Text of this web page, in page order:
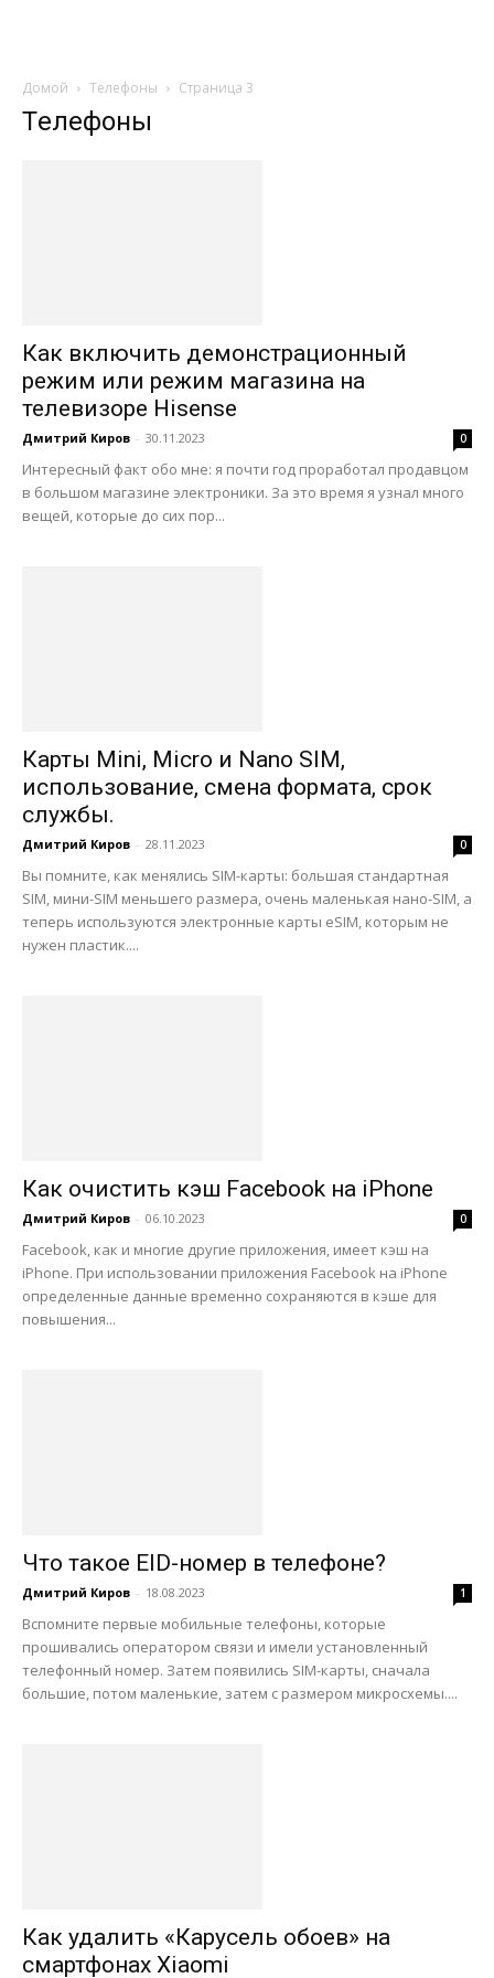
Домой Tелефоны Страница 3
Tелефоны
Как включить демонстрационный
режим или режим магазина на
телевизоре Hisense
Дмитрий Киров - 30.11.2023 0
Интересный факт обо мне: я почти год проработал продавцом
в большом магазине электроники. За это время я узнал много
вещей, которые до сих пор...
Карты Mini, Micro и Nano SIM,
использование, смена формата, срок
службы.
Дмитрий Киров - 28.11.2023 0
Вы помните, как менялись SIM-карты: большая стандартная
SIM, мини-SIM меньшего размера, очень маленькая нано-SIM, а
теперь используются электронные карты eSIM, которым не
нужен пластик....
Как очистить кэш Facebook на iPhone
Дмитрий Киров - 06.10.2023 0
Facebook, как и многие другие приложения, имеет кэш на
iPhone. При использовании приложения Facebook на iPhone
определенные данные временно сохраняются в кэше для
повышения...
Что такое EID-номер в телефоне?
Дмитрий Киров - 18.08.2023 1
Вспомните первые мобильные телефоны, которые
прошивались оператором связи и имели установленный
телефонный номер. Затем появились SIM-карты, сначала
большие, потом маленькие, затем с размером микросхемы....
Как удалить «Карусель обоев» на
смартфонах Xiaomi